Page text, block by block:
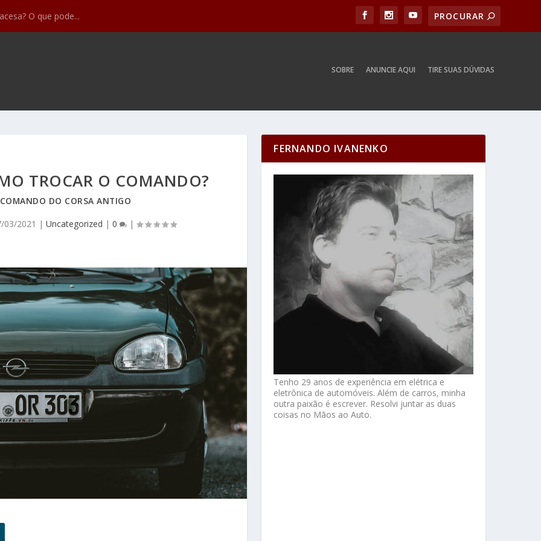
mais comun...
SOBRE ANUNCIE AQUI TIRE SUAS DÚVIDAS
TROCAR O COMANDO?
DO CORSA ANTIGO
03/2021 |Uncategorized |0 |
FERNANDO IVANENKO
Tenho 29 anos de experiência em elétrica e
eletrônica de automóveis. Além de carros, minha
outra paixão é escrever. Resolvi juntar as duas
coisas no Mãos ao Auto.